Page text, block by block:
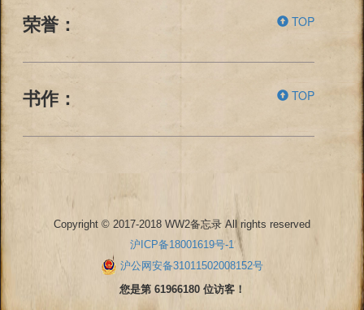
荣誉： TOP
书作： TOP
Copyright © 2017-2018 WW2备忘录 All rights reserved
沪ICP备18001619号-1
沪公网安备31011502008152号
您是第 61966180 位访客！